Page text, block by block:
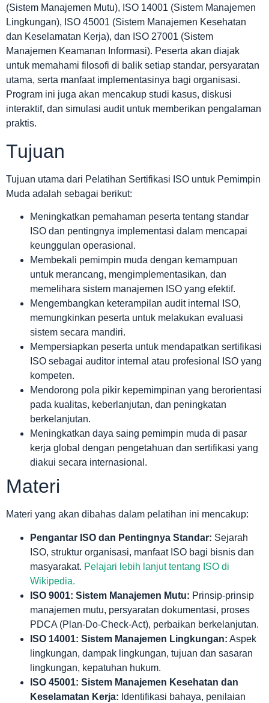
(Sistem Manajemen Mutu), ISO 14001 (Sistem Manajemen
Lingkungan), ISO 45001 (Sistem Manajemen Kesehatan
dan Keselamatan Kerja), dan ISO 27001 (Sistem
Manajemen Keamanan Informasi). Peserta akan diajak
untuk memahami filosofi di balik setiap standar, persyaratan
utama, serta manfaat implementasinya bagi organisasi.
Program ini juga akan mencakup studi kasus, diskusi
interaktif, dan simulasi audit untuk memberikan pengalaman
praktis.
Tujuan
Tujuan utama dari Pelatihan Sertifikasi ISO untuk Pemimpin
Muda adalah sebagai berikut:
Meningkatkan pemahaman peserta tentang standar
ISO dan pentingnya implementasi dalam mencapai
keunggulan operasional.
Membekali pemimpin muda dengan kemampuan
untuk merancang, mengimplementasikan, dan
memelihara sistem manajemen ISO yang efektif.
Mengembangkan keterampilan audit internal ISO,
memungkinkan peserta untuk melakukan evaluasi
sistem secara mandiri.
Mempersiapkan peserta untuk mendapatkan sertifikasi
ISO sebagai auditor internal atau profesional ISO yang
kompeten.
Mendorong pola pikir kepemimpinan yang berorientasi
pada kualitas, keberlanjutan, dan peningkatan
berkelanjutan.
Meningkatkan daya saing pemimpin muda di pasar
kerja global dengan pengetahuan dan sertifikasi yang
diakui secara internasional.
Materi
Materi yang akan dibahas dalam pelatihan ini mencakup:
Pengantar ISO dan Pentingnya Standar: Sejarah
ISO, struktur organisasi, manfaat ISO bagi bisnis dan
masyarakat. Pelajari lebih lanjut tentang ISO di
Wikipedia.
ISO 9001: Sistem Manajemen Mutu: Prinsip-prinsip
manajemen mutu, persyaratan dokumentasi, proses
PDCA (Plan-Do-Check-Act), perbaikan berkelanjutan.
ISO 14001: Sistem Manajemen Lingkungan: Aspek
lingkungan, dampak lingkungan, tujuan dan sasaran
lingkungan, kepatuhan hukum.
ISO 45001: Sistem Manajemen Kesehatan dan
Keselamatan Kerja: Identifikasi bahaya, penilaian